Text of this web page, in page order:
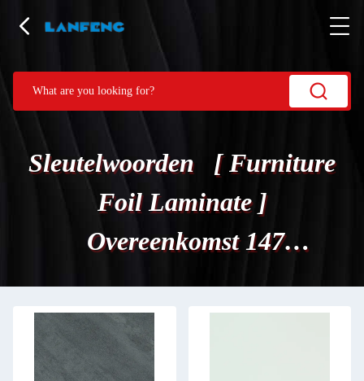
Sleutelwoorden [ Furniture
Foil Laminate ]
Overeenkomst 147
Producten.